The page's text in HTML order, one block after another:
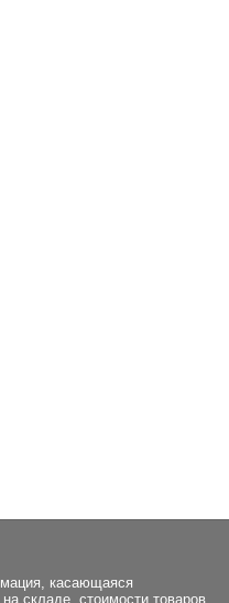
касающаяся
складе, стоимости товаров,